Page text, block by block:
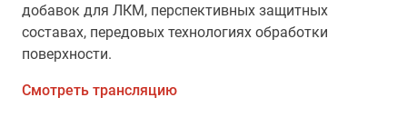
добавок для ЛКМ, перспективных защитных
составах, передовых технологиях обработки
поверхности.
Смотреть трансляцию